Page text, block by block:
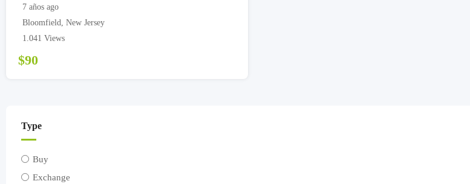
7 años ago
Bloomfield, New Jersey
1.041 Views
$90
Type
Buy
Exchange